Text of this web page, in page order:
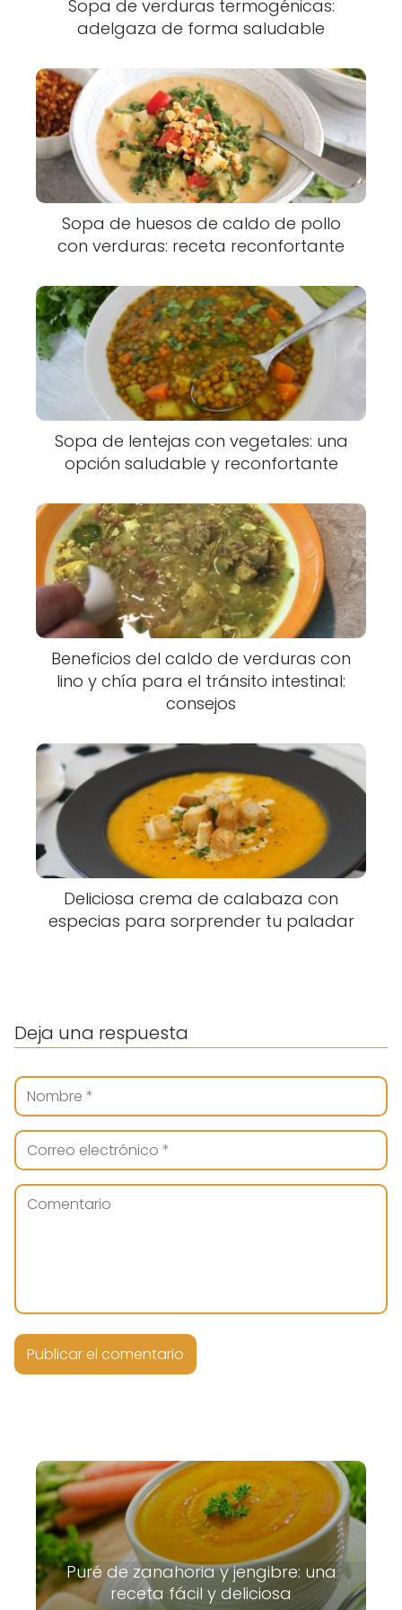
Sopa de verduras termogénicas:
adelgaza de forma saludable
Sopa de huesos de caldo de pollo
con verduras: receta reconfortante
Sopa de lentejas con vegetales: una
opción saludable y reconfortante
Beneficios del caldo de verduras con
lino y chía para el tránsito intestinal:
consejos
Deliciosa crema de calabaza con
especias para sorprender tu paladar
Deja una respuesta
Puré de zanahoria y jengibre: una
receta fácil y deliciosa